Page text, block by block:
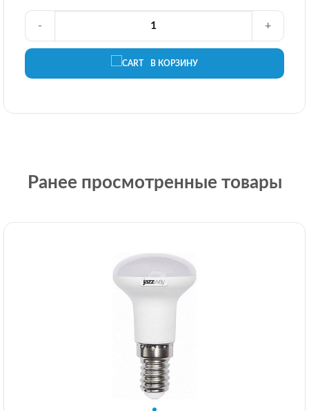
В КОРЗИНУ
- +
Ранее просмотренные товары